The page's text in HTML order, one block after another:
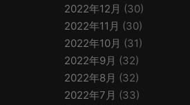
2022年12月 (30)
2022年11月 (30)
2022年10月 (31)
2022年9月 (32)
2022年8月 (32)
2022年7月 (33)